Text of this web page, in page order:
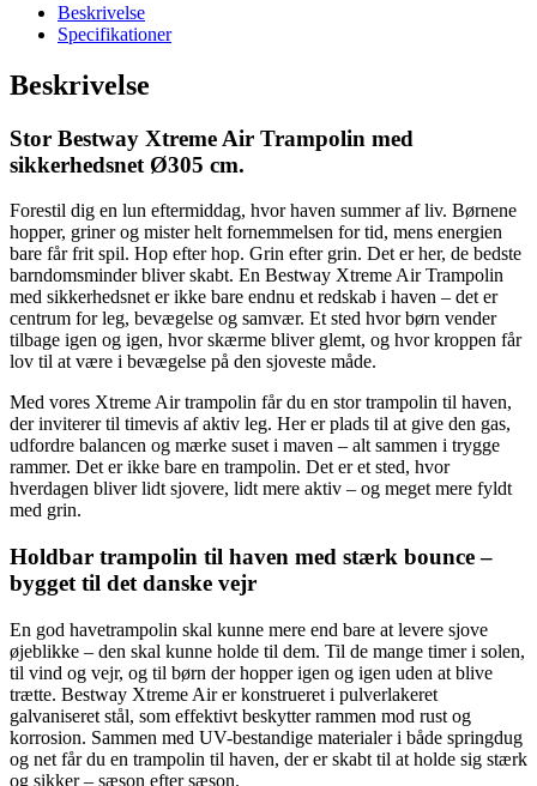
Beskrivelse
Specifikationer
Beskrivelse
Stor Bestway Xtreme Air Trampolin med
sikkerhedsnet Ø305 cm.
Forestil dig en lun eftermiddag, hvor haven summer af liv. Børnene
hopper, griner og mister helt fornemmelsen for tid, mens energien
bare får frit spil. Hop efter hop. Grin efter grin. Det er her, de bedste
barndomsminder bliver skabt. En Bestway Xtreme Air Trampolin
med sikkerhedsnet er ikke bare endnu et redskab i haven – det er
centrum for leg, bevægelse og samvær. Et sted hvor børn vender
tilbage igen og igen, hvor skærme bliver glemt, og hvor kroppen får
lov til at være i bevægelse på den sjoveste måde.
Med vores Xtreme Air trampolin får du en stor trampolin til haven,
der inviterer til timevis af aktiv leg. Her er plads til at give den gas,
udfordre balancen og mærke suset i maven – alt sammen i trygge
rammer. Det er ikke bare en trampolin. Det er et sted, hvor
hverdagen bliver lidt sjovere, lidt mere aktiv – og meget mere fyldt
med grin.
Holdbar trampolin til haven med stærk bounce –
bygget til det danske vejr
En god havetrampolin skal kunne mere end bare at levere sjove
øjeblikke – den skal kunne holde til dem. Til de mange timer i solen,
til vind og vejr, og til børn der hopper igen og igen uden at blive
trætte. Bestway Xtreme Air er konstrueret i pulverlakeret
galvaniseret stål, som effektivt beskytter rammen mod rust og
korrosion. Sammen med UV-bestandige materialer i både springdug
og net får du en trampolin til haven, der er skabt til at holde sig stærk
og sikker – sæson efter sæson.